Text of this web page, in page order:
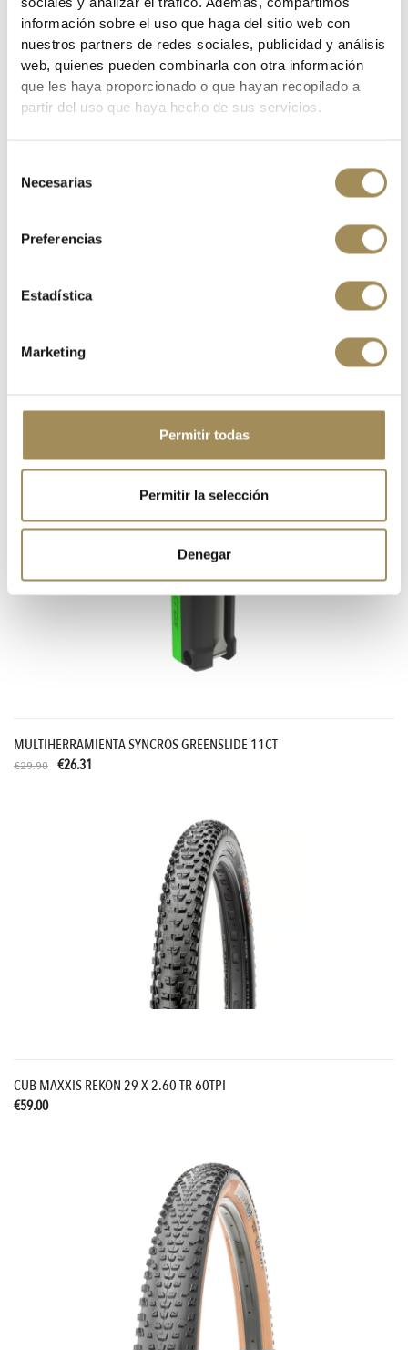
información sobre el uso que haga del sitio web con
nuestros partners de redes sociales, publicidad y análisis
web, quienes pueden combinarla con otra información
que les haya proporcionado o que hayan recopilado a
partir del uso que haya hecho de sus servicios.
Necesarias
Preferencias
Estadística
Marketing
Permitir todas
Permitir la selección
Denegar
FUNDA MOVIL UNIVERSAL RFR 14052
€17.00
MULTIHERRAMIENTA SYNCROS GREENSLIDE 11CT
€29.90 €26.31
CUB MAXXIS REKON 29 X 2.60 TR 60TPI
€59.00